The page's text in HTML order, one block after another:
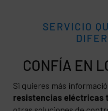
SERVICIO
CONFÍA
Si quieres más
resistencias eléctricas